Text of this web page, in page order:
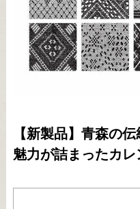
【新製品】青森の
魅力が詰まったカレ